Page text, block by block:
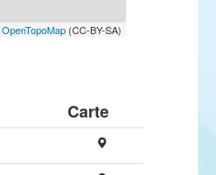
OpenTopoMap(CC-BY-SA)
Carte